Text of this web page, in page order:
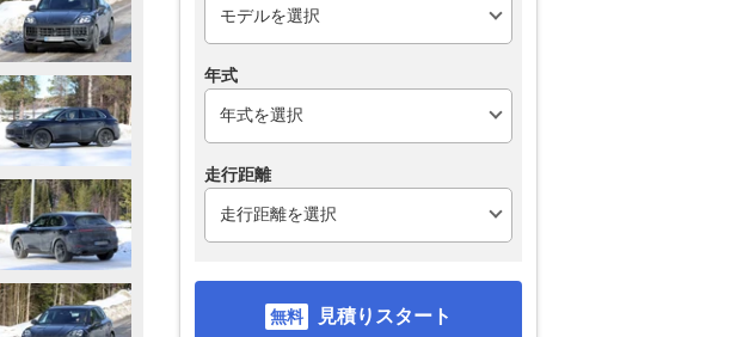
年式
走行距離
見積りスタート